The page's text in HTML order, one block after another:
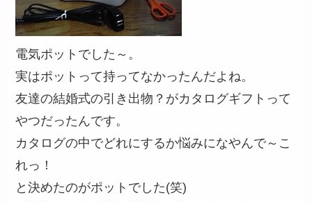
電気ポットでした～。
実はポットって持ってなかったんだよね。
友達の結婚式の引き出物？がカタログギフトって
やつだったんです。
カタログの中でどれにするか悩みになやんで～こ
れっ！
と決めたのがポットでした(笑)